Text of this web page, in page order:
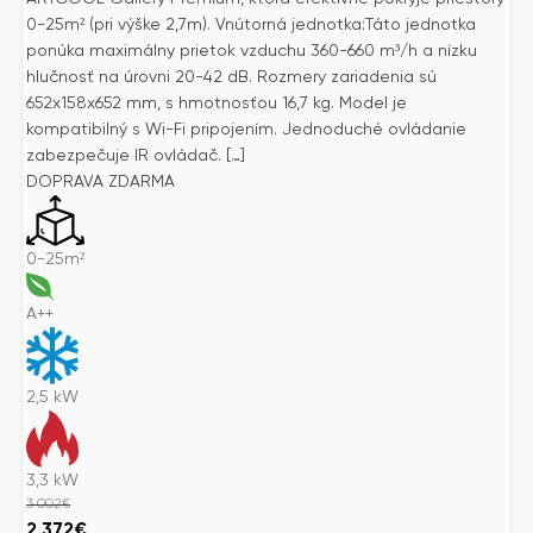
0-25m² (pri výške 2,7m). Vnútorná jednotka:Táto jednotka
ponúka maximálny prietok vzduchu 360-660 m³/h a nízku
hlučnosť na úrovni 20-42 dB. Rozmery zariadenia sú
652x158x652 mm, s hmotnosťou 16,7 kg. Model je
kompatibilný s Wi-Fi pripojením. Jednoduché ovládanie
zabezpečuje IR ovládač. […]
DOPRAVA ZDARMA
0-25m²
A++
2,5 kW
3,3 kW
3 002€
PôvodnáAktuálna